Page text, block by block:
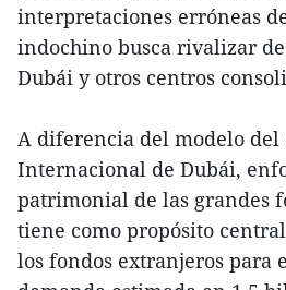
interpretaciones erróneas
indochino busca rivalizar
Dubái y otros centros
A diferencia del modelo
Internacional de Dubái,
patrimonial de las grandes
tiene como propósito
los fondos extranjeros para